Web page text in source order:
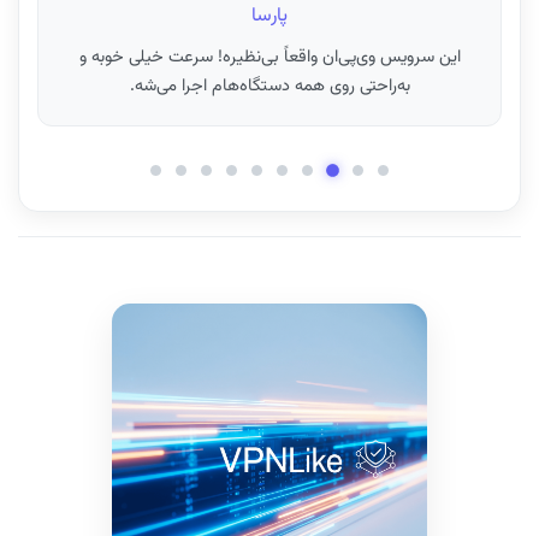
فرزانه
ای‌پی ثابت برای ترید فوق‌العاده کار می‌کنه! مطمئنم هیچ جای
دیگه همچین کیفیتی پیدا نمی‌کنید.